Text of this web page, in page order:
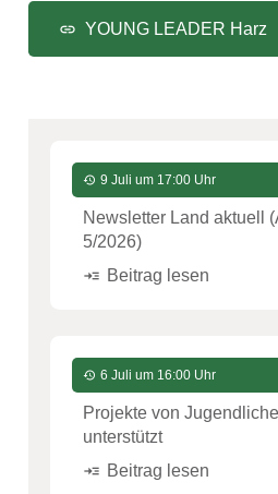
link YOUNG LEADER Harz
history 9 Juli um 17:00 Uhr
Newsletter Land aktuell
5/2026)
read_more Beitrag lesen
history 6 Juli um 16:00 Uhr
Projekte von
unterstützt
read_more Beitrag lesen